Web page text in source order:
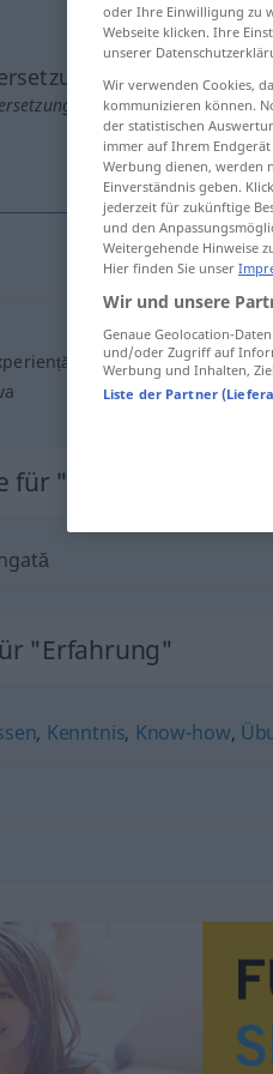
anklicken/antippen)
bună/proastăcu
für "Erfahrung"
"Erfahrung"
, Kenntnis, Know-how,
oder Ihre Einwilligung zu
Webseite klicken. Ihre
unserer
Wir verwenden Cookies,
kommunizieren können.
der statistischen
immer auf Ihrem
Werbung dienen, werden
Einverständnis geben.
jederzeit für zukünftige
und den
Weitergehende Hinweise
Hier finden Sie unser
Wir und unsere
Genaue Geolocation-
und/oder Zugriff auf
Werbung und Inhalten,
Liste der Partner